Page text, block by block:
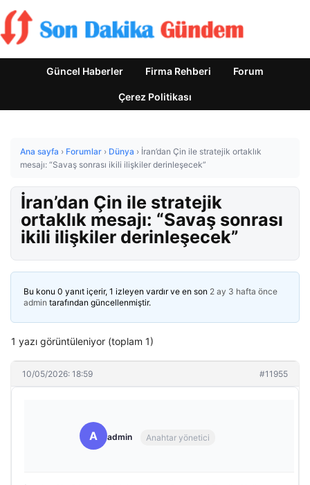
Güncel Haberler Firma Rehberi Forum
Çerez Politikası
Ana sayfa › Forumlar › Dünya › İran’dan Çin ile stratejik ortaklık
mesajı: “Savaş sonrası ikili ilişkiler derinleşecek”
İran’dan Çin ile stratejik
ortaklık mesajı: “Savaş sonrası
ikili ilişkiler derinleşecek”
Bu konu 0 yanıt içerir, 1 izleyen vardır ve en son 2 ay 3 hafta önce
admin tarafından güncellenmiştir.
1 yazı görüntüleniyor (toplam 1)
10/05/2026: 18:59 #11955
A admin Anahtar yönetici